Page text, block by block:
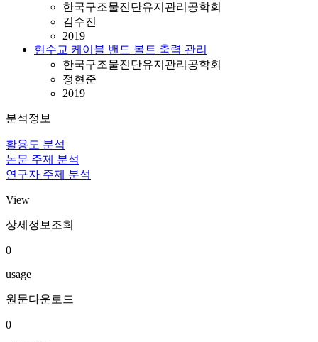
한국구조물진단유지관리공학회
김수진
2019
현수교 케이블 밴드 볼트 축력 관리
한국구조물진단유지관리공학회
정현준
2019
분석정보
활용도 분석
논문 주제 분석
연구자 주제 분석
View
상세정보조회
0
usage
원문다운로드
0